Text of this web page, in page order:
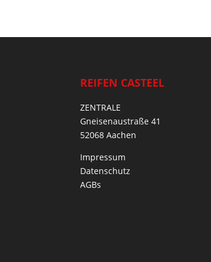
REIFEN CASTEEL
ZENTRALE
Gneisenaustraße 41
52068 Aachen
Impressum
Datenschutz
AGBs